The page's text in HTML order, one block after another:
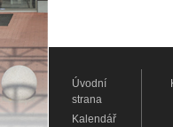
Úvodní
strana
Kalendář